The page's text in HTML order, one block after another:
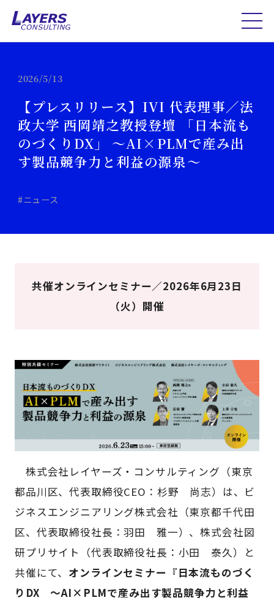
2026/5/13
【プレスリリース】IVI 代表理事／法
政大学 西岡靖之教授登壇 「日本流も
のづくりDX」 ～AI×PLMで産み出
す製品競争力と利益の源泉～
#ニュース
共催オンラインセミナー／2026年6月23日
（火）開催
株式会社レイヤーズ・コンサルティング（東京
都品川区、代表取締役CEO：杉野 尚志）は、ビ
ジネスエンジニアリング株式会社（東京都千代田
区、代表取締役社長：羽田 雅一）、株式会社図
研プリサイト（代表取締役社長：小田 泰久）と
共催にて、 オンラインセミナー『日本流ものづく
りDX ～AI×PLMで産み出す製品競争力と利益